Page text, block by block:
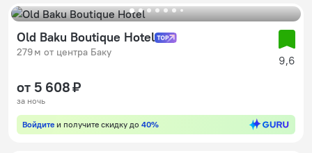
Old Baku Boutique Hotel
279 м от центра Баку
9,6
от 5 608 ₽
за ночь
Войдите и получите скидку до 40%